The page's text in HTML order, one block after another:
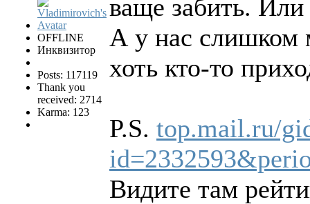
OFFLINE
Инквизитор
Posts: 117119
Thank you
received: 2714
Karma: 123
ваще забить.
А у нас слишком
хоть кто-то
P.S. top.mail.ru/
Видите там